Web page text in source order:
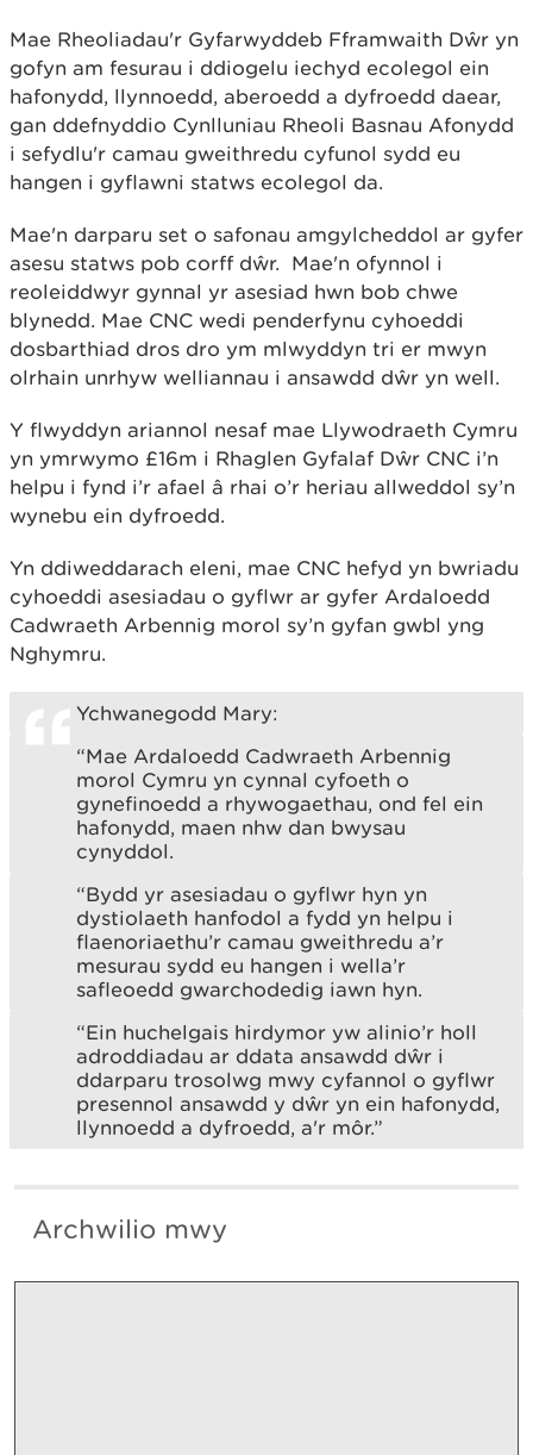
Mae Rheoliadau'r Gyfarwyddeb Fframwaith Dŵr yn
gofyn am fesurau i ddiogelu iechyd ecolegol ein
hafonydd, llynnoedd, aberoedd a dyfroedd daear,
gan ddefnyddio Cynlluniau Rheoli Basnau Afonydd
i sefydlu'r camau gweithredu cyfunol sydd eu
hangen i gyflawni statws ecolegol da.
Mae'n darparu set o safonau amgylcheddol ar gyfer
asesu statws pob corff dŵr. Mae'n ofynnol i
reoleiddwyr gynnal yr asesiad hwn bob chwe
blynedd. Mae CNC wedi penderfynu cyhoeddi
dosbarthiad dros dro ym mlwyddyn tri er mwyn
olrhain unrhyw welliannau i ansawdd dŵr yn well.
Y flwyddyn ariannol nesaf mae Llywodraeth Cymru
yn ymrwymo £16m i Rhaglen Gyfalaf Dŵr CNC i’n
helpu i fynd i’r afael â rhai o’r heriau allweddol sy’n
wynebu ein dyfroedd.
Yn ddiweddarach eleni, mae CNC hefyd yn bwriadu
cyhoeddi asesiadau o gyflwr ar gyfer Ardaloedd
Cadwraeth Arbennig morol sy’n gyfan gwbl yng
Nghymru.
Ychwanegodd Mary:
“Mae Ardaloedd Cadwraeth Arbennig
morol Cymru yn cynnal cyfoeth o
gynefinoedd a rhywogaethau, ond fel ein
hafonydd, maen nhw dan bwysau
cynyddol.
“Bydd yr asesiadau o gyflwr hyn yn
dystiolaeth hanfodol a fydd yn helpu i
flaenoriaethu’r camau gweithredu a’r
mesurau sydd eu hangen i wella’r
safleoedd gwarchodedig iawn hyn.
“Ein huchelgais hirdymor yw alinio’r holl
adroddiadau ar ddata ansawdd dŵr i
ddarparu trosolwg mwy cyfannol o gyflwr
presennol ansawdd y dŵr yn ein hafonydd,
llynnoedd a dyfroedd, a'r môr.”
Archwilio mwy